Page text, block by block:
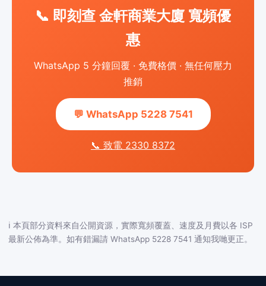
📞 即刻查 金軒商業大廈 寬頻優
惠
WhatsApp 5 分鐘回覆 · 免費格價 · 無任何壓力
推銷
💬 WhatsApp 5228 7541
📞 致電 2330 8372
ℹ️ 本頁部分資料來自公開資源，實際寬頻覆蓋、速度及月費以各 ISP
最新公佈為準。如有錯漏請 WhatsApp 5228 7541 通知我哋更正。